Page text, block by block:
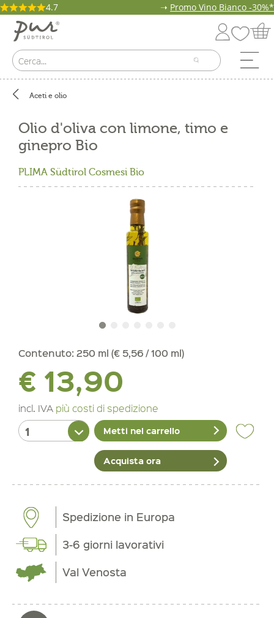
4.7 ➝ Promo Vino Bianco -30%*
Aceti e olio
Olio d'oliva con limone, timo e
ginepro Bio
PLIMA Südtirol Cosmesi Bio
Contenuto: 250 ml (€ 5,56 / 100 ml)
€ 13,90
incl. IVA più costi di spedizione
Metti nel carrello
Acquista ora
Spedizione in Europa
3-6 giorni lavorativi
Val Venosta